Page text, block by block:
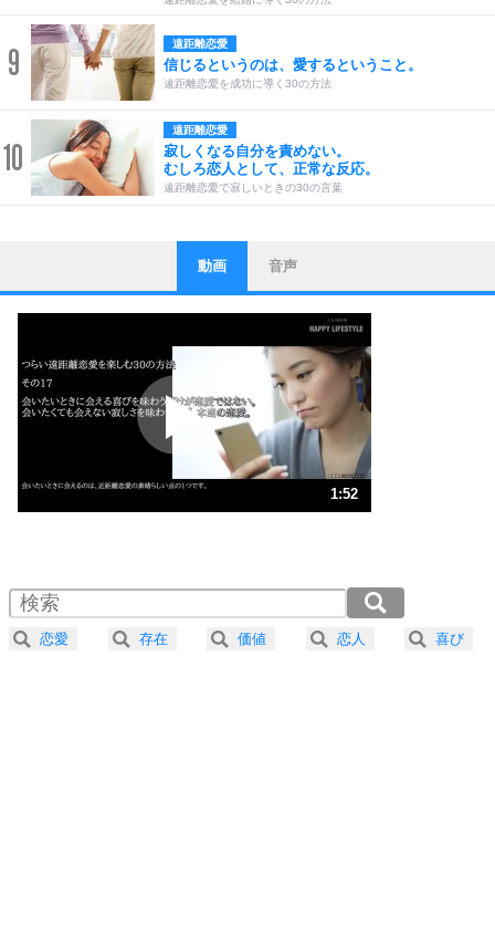
9 遠距離恋愛
信じるというのは、愛するということ。
遠距離恋愛を成功に導く30の方法
10
遠距離恋愛
寂しくなる自分を責めない。
むしろ恋人として、正常な反応。
遠距離恋愛で寂しいときの30の言葉
1
ストレス対策
他人と比べない。
いっそのこと、他人を見ない。
いらいらしない人になる30の方法
ポジティブになれない原因は、行動しないから。
ポジティブ思考になる30の方法
ストレス対策
人生、なんとかなるもの。
気楽に生きる30の方法
4 器の大きい人は、怒りを優しさで表現する。
プラス思考
動画 音声
1:52
2.0倍速 （220KB 56秒）
2.5倍速 （176KB 44秒）
3.0倍速 （147KB 37秒）
恋愛 存在 価値 恋人 喜び